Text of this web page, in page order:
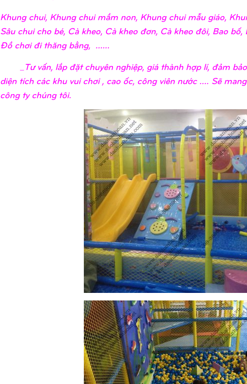
Khung chui, Khung chui mầm non, Khung chui mẫu giáo,
Sâu chui cho bé, Cà kheo, Cà kheo đơn, Cà kheo đôi, Bao
Đồ chơi đi thăng bằng, ……
_Tư vấn, lắp đặt chuyên nghiệp, giá thành hợp lí, đảm
diện tích các khu vui chơi , cao ốc, công viên nước …. Sẽ
công ty chúng tôi.